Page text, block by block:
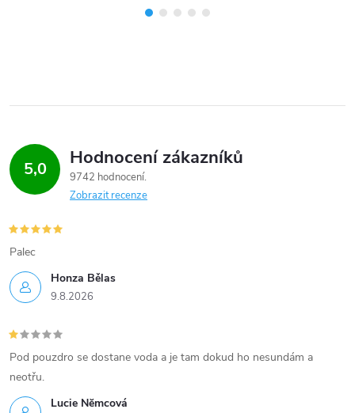
5,0 Hodnocení zákazníků
9742 hodnocení
Zobrazit recenze
Honza Bělas
9.8.2026
Palec
Lucie Nĕmcová
Pod pouzdro se dostane voda a je tam dokud ho nesundám a
neotřu.